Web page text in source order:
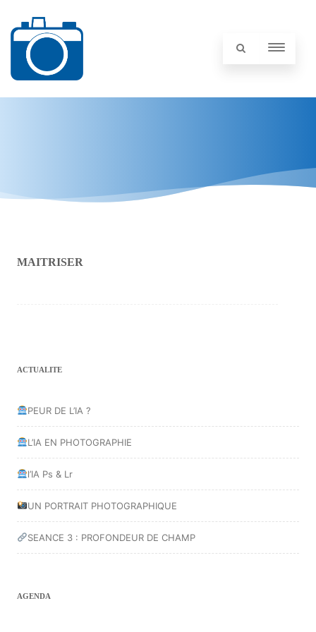
MAITRISER
ACTUALITE
PEUR DE L’IA ?
L’IA EN PHOTOGRAPHIE
l’IA Ps & Lr
UN PORTRAIT PHOTOGRAPHIQUE
SEANCE 3 : PROFONDEUR DE CHAMP
AGENDA